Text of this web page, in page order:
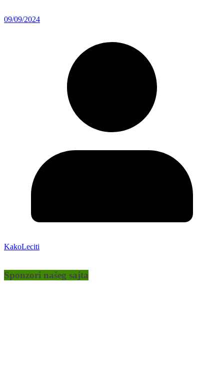
09/09/2024
KakoLeciti
Sponzori našeg sajta